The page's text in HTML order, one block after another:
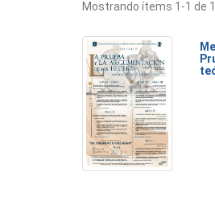
Mostrando ítems 1-1 de 1